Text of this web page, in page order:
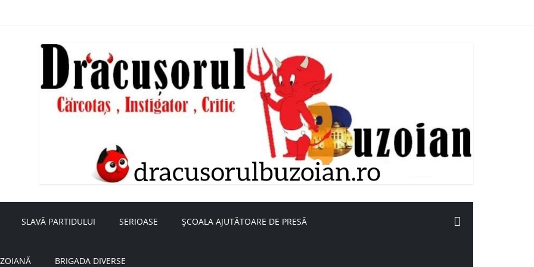
SLAVĂ PARTIDULUI SERIOASE ȘCOALA AJUTĂTOARE DE PRESĂ
BRIGADA DIVERSE